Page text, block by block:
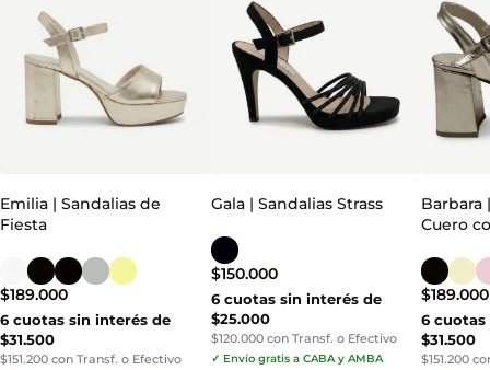
Emilia | Sandalias de
Fiesta
$189.000
6 cuotas sin interés de
$31.500
$151.200 con Transf. o Efectivo
Gala | Sandalias Strass
$150.000
6 cuotas sin interés de
$25.000
$120.000 con Transf. o Efectivo
✓ Envío gratis a CABA y AMBA
Barbara
Cuero
$189.000
6 cuotas
$31.500
$151.200